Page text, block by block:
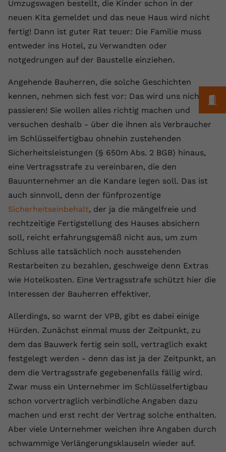
Umzugswagen bestellt, die Kinder schon in der
neuen Kita gemeldet und das neue Haus wird nicht
fertig! Dann ist guter Rat teuer: Die Familie muss
entweder ins Hotel, zu Verwandten oder
notgedrungen auf der Baustelle einziehen.
Angehende Bauherren, die solche Geschichten
kennen, nehmen sich fest vor: Das wird uns nicht
passieren! Sie wollen alles richtig machen und
versuchen deshalb - über die ihnen als Verbraucher
im Schlüsselfertigbau ohnehin zustehenden
Sicherheitsleistungen (§ 650m Abs. 2 BGB) hinaus,
eine Vertragsstrafe zu vereinbaren, die den
Bauunternehmer an die Kandare legen soll. Das ist
auch sinnvoll, denn der fünfprozentige
Sicherheitseinbehalt, der ja die mängelfreie und
rechtzeitige Fertigstellung des Hauses absichern
soll, reicht erfahrungsgemäß nicht aus, um zum
Schluss alle tatsächlich noch ausstehenden
Restarbeiten zu bezahlen, geschweige denn Extras
wie Hotelkosten. Eine Vertragsstrafe schützt hier die
Interessen der Bauherren effektiver.
Allerdings, so warnt der VPB, gibt es dabei einige
Hürden. Zunächst einmal muss der Zeitpunkt, zu
dem das Bauwerk fertig sein soll, vertraglich exakt
festgelegt werden - denn das ist ja der Zeitpunkt, an
dem die Vertragsstrafe gegebenenfalls fällig wird.
Zwar muss ein Unternehmer im Schlüsselfertigbau
schon vorvertraglich verbindliche Angaben dazu
machen und erst recht der Vertrag solche enthalten.
Aber viele Unternehmer weichen ihre Angaben durch
schwammige Verlängerungsklauseln wieder auf.
Laufzeit 1 Jahr
Zweck
Einstellungen. Unter anderem eine
zufällig generierte ID, für die
historische Speicherung Ihrer
Webseiten-Betreiber dies eingestellt
Name fe_typo_user
VPB.de
Laufzeit Session
Zweck
Dieses Cookie wird verwendet, um die
Speicherung von
Benutzereinstellungen zu ermöglichen.
Zweck
wiederzuerkennen und statistische
Informationen zur Nutzung der
Website zu erfassen.
Name _gcl au
Laufzeit 90 Tage
Zweck
Conversion-Tracking verwendet, um
Cookie-Informationen anzeigen
Externe Inhalte
Wir verwenden auf unserer Website externe Inhalte,
Anbieter vimeo.com
Zweck
Vimeo installiert dieses Cookie, um
Tracking-Informationen zu sammeln,
indem es eine eindeutige ID zum
setzt.
Anbieter youtube.com
Zweck
YouTube setzt dieses Cookie über
eingebettete YouTube-Videos und
Anbieter Youtube.com
Zweck
YouTube setzt diesen Cookie, um die
Videopräferenzen des Benutzers zu